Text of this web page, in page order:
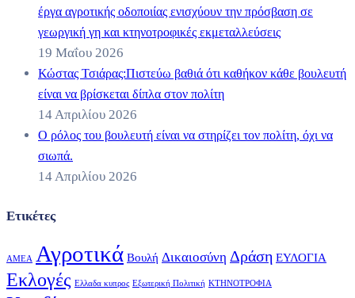
έργα αγροτικής οδοποιίας ενισχύουν την πρόσβαση σε
γεωργική γη και κτηνοτροφικές εκμεταλλεύσεις
19 Μαΐου 2026
Κώστας Τσιάρας:Πιστεύω βαθιά ότι καθήκον κάθε βουλευτή
είναι να βρίσκεται δίπλα στον πολίτη
14 Απριλίου 2026
Ο ρόλος του βουλευτή είναι να στηρίζει τον πολίτη, όχι να
σιωπά.
14 Απριλίου 2026
Ετικέτες
ΑΜΕΑ Αγροτικά Βουλή Δικαιοσύνη Δράση ΕΥΛΟΓΙΑ
Εκλογές Ελλαδα κυπρος Εξωτερική Πολιτική ΚΤΗΝΟΤΡΟΦΙΑ